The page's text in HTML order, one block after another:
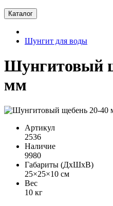
Каталог
Шунгит для воды
Шунгитовый
мм
Артикул
2536
Наличие
9980
Габариты (ДхШхВ)
25×25×10 см
Вес
10 кг